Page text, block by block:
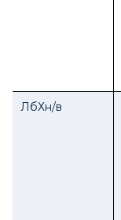
ЛбХн/в